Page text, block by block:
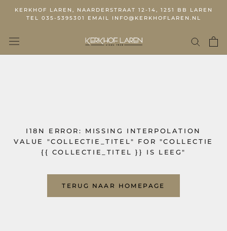
KERKHOF LAREN, NAARDERSTRAAT 12-14, 1251 BB LAREN
TEL 035-5395301 EMAIL INFO@KERKHOFLAREN.NL
I18N ERROR: MISSING INTERPOLATION
VALUE "COLLECTIE_TITEL" FOR "COLLECTIE
{{ COLLECTIE_TITEL }} IS LEEG"
TERUG NAAR HOMEPAGE